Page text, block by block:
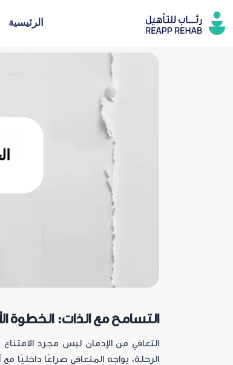
المحتوى
الرئيسية
التسامح مع الذات: الخطوة
التعافي من الإدمان ليس مجرد
الرحلة، يواجه المتعافي صراعًا داخليًا